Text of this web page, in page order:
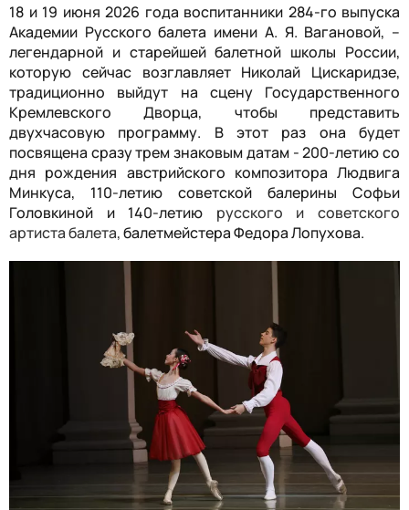
18 и 19 июня 2026 года воспитанники 284-го выпуска
Академии Русского балета имени А. Я. Вагановой, –
легендарной и старейшей балетной школы России,
которую сейчас возглавляет Николай Цискаридзе,
традиционно выйдут на сцену Государственного
Кремлевского Дворца, чтобы представить
двухчасовую программу. В этот раз она будет
посвящена сразу трем знаковым датам - 200-летию со
дня рождения австрийского композитора Людвига
Минкуса, 110-летию советской балерины Софьи
Головкиной и 140-летию русского и советского
артиста балета,балетмейстера Федора Лопухова.